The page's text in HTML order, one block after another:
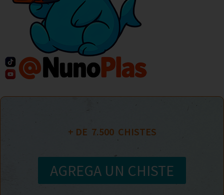
+ DE 7.500
  CHISTES
AGREGA UN CHISTE